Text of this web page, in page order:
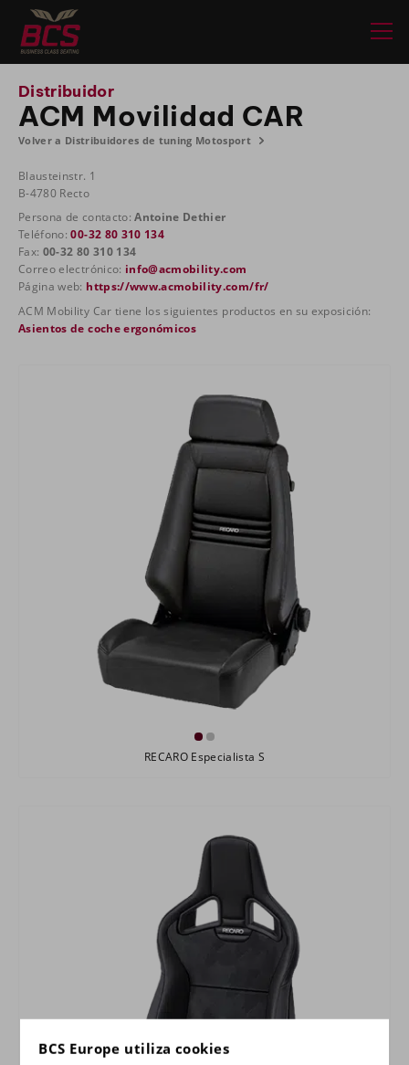
BCS Europe utiliza cookies
Distribuidor
ACM Movilidad CAR
Volver a Distribuidores de tuning Motosport
Blausteinstr. 1
B-4780 Recto
Persona de contacto:Antoine Dethier
Teléfono:00-32 80 310 134
Fax: 00-32 80 310 134
Correo electrónico: info@acmobility.com
Página web: https://www.acmobility.com/fr/
ACM Mobility Car tiene los siguientes productos en su exposición:
Asientos de coche ergonómicos
RECARO Especialista S